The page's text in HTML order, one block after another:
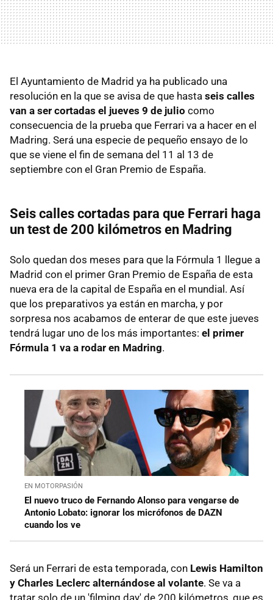
El Ayuntamiento de Madrid ya ha publicado una
resolución en la que se avisa de que hasta seis calles
van a ser cortadas el jueves 9 de julio como
consecuencia de la prueba que Ferrari va a hacer en el
Madring. Será una especie de pequeño ensayo de lo
que se viene el fin de semana del 11 al 13 de
septiembre con el Gran Premio de España.
Seis calles cortadas para que Ferrari haga
un test de 200 kilómetros en Madring
Solo quedan dos meses para que la Fórmula 1 llegue a
Madrid con el primer Gran Premio de España de esta
nueva era de la capital de España en el mundial. Así
que los preparativos ya están en marcha, y por
sorpresa nos acabamos de enterar de que este jueves
tendrá lugar uno de los más importantes: el primer
Fórmula 1 va a rodar en Madring.
EN MOTORPASIÓN
El nuevo truco de Fernando Alonso para vengarse de
Antonio Lobato: ignorar los micrófonos de DAZN
cuando los ve
Será un Ferrari de esta temporada, con Lewis Hamilton
y Charles Leclerc alternándose al volante. Se va a